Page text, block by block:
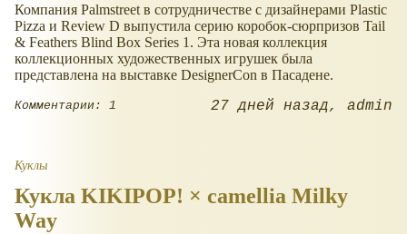
Компания Palmstreet в сотрудничестве с дизайнерами Plastic
Pizza и Review D выпустила серию коробок-сюрпризов Tail
& Feathers Blind Box Series 1. Эта новая коллекция
коллекционных художественных игрушек была
представлена на выставке DesignerCon в Пасадене.
Комментарии: 1 27 дней назад admin
Куклы
Кукла KIKIPOP! × camellia Milky
Way